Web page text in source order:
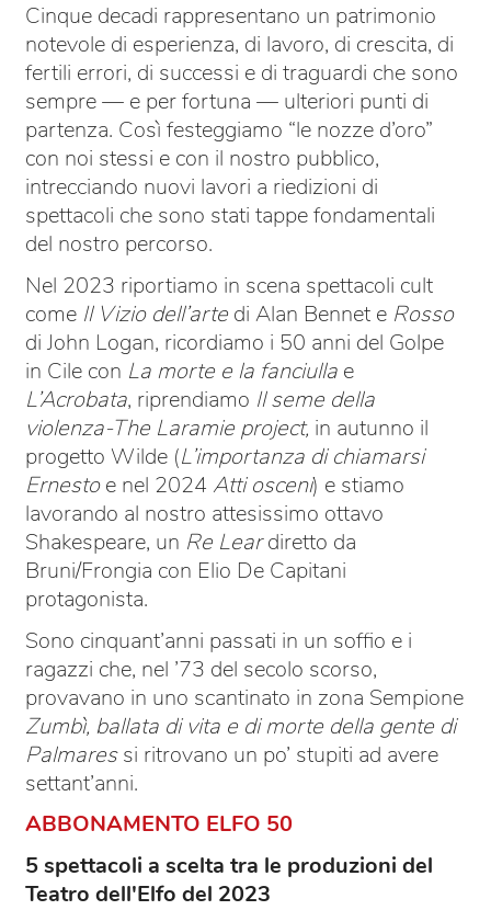
Cinque decadi rappresentano un patrimonio
notevole di esperienza, di lavoro, di crescita, di
fertili errori, di successi e di traguardi che sono
sempre — e per fortuna — ulteriori punti di
partenza. Così festeggiamo “le nozze d’oro”
con noi stessi e con il nostro pubblico,
intrecciando nuovi lavori a riedizioni di
spettacoli che sono stati tappe fondamentali
del nostro percorso.
Nel 2023 riportiamo in scena spettacoli cult
come Il Vizio dell’arte di Alan Bennet e Rosso
di John Logan, ricordiamo i 50 anni del Golpe
in Cile con La morte e la fanciulla e
L’Acrobata, riprendiamo Il seme della
violenza-The Laramie project, in autunno il
progetto Wilde (L’importanza di chiamarsi
Ernestoe nel 2024 Atti osceni) e stiamo
lavorando al nostro attesissimo ottavo
Shakespeare, un Re Lear diretto da
Bruni/Frongia con Elio De Capitani
protagonista.
Sono cinquant’anni passati in un soffio e i
ragazzi che, nel ’73 del secolo scorso,
provavano in uno scantinato in zona Sempione
Zumbì, ballata di vita e di morte della gente di
Palmaressi ritrovano un po’ stupiti ad avere
settant’anni.
ABBONAMENTO ELFO 50
5 spettacoli a scelta tra le produzioni del
Teatro dell'Elfo del 2023